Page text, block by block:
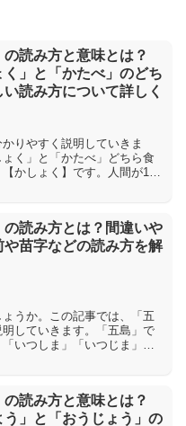
の読み方と意味とは？
く」と「かたべ」のどち
い読み方について詳しく
りやすく説明していきま
く」と「かたべ」どちら食
かしょく】です。人間が1日
の読み方とは？間違いや
や苗字などの読み方を解
うか。この記事では、「五
していきます。「五島」で
いつしま」「いつじま」
の読み方と意味とは？
う」と「おうじょう」の